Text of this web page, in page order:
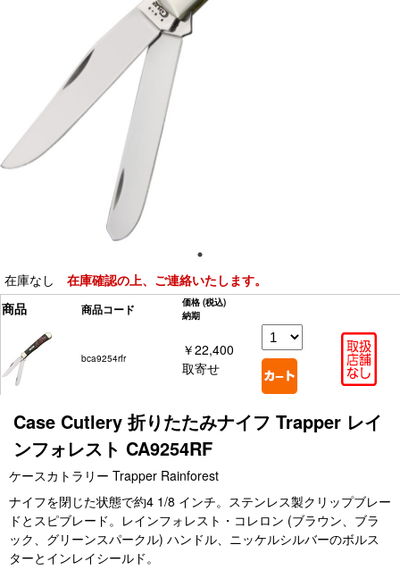
在庫なし 在庫確認の上、ご連絡いたします。
商品
商品コード 価格 (税込)
納期
bca9254rfr
￥22,400
取寄せ
Case Cutlery 折りたたみナイフ Trapper レイ
ンフォレスト CA9254RF
ケースカトラリー Trapper Rainforest
ナイフを閉じた状態で約4 1/8 インチ。ステンレス製クリップブレー
ドとスピブレード。レインフォレスト・コレロン (ブラウン、ブラ
ック、グリーンスパークル) ハンドル、ニッケルシルバーのボルス
ターとインレイシールド。